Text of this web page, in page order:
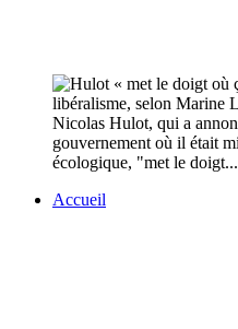
Nicolas Hulot, qui a
gouvernement où il était
écologique, "met le doigt...
Accueil